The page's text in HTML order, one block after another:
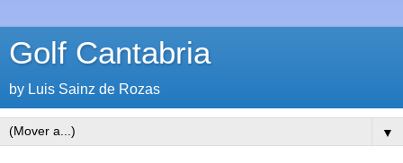
Golf Cantabria
by Luis Sainz de Rozas
▼